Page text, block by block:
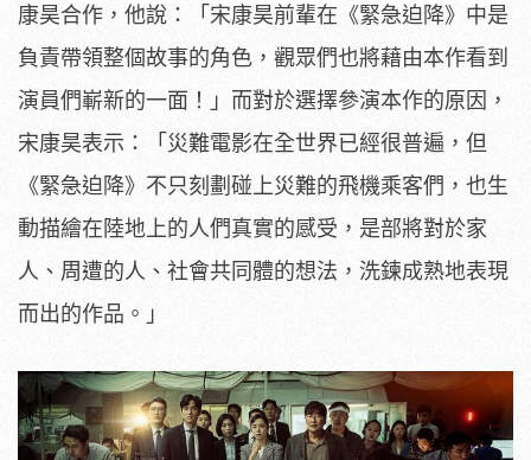
康昊合作，他說：「宋康昊前輩在《緊急迫降》中是
負責帶領整個故事的角色， 觀眾們也將藉由本作看到
演員們嶄新的一面！」 而對於選擇參演本作的原因，
宋康昊表示：「 災難電影在全世界已經很普遍，但
《緊急迫降》 不只刻劃碰上災難的飛機乘客們， 也生
動描繪在陸地上的人們真實的感受，是部將對於家
人、 周遭的人、社會共同體的想法，洗鍊成熟地表現
而出的作品。」